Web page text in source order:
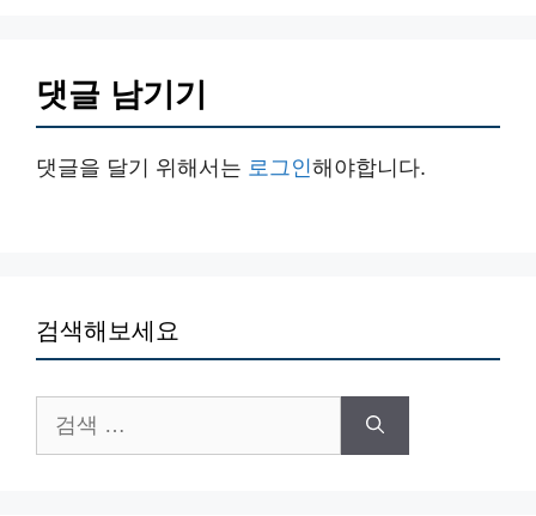
댓글 남기기
댓글을 달기 위해서는 로그인해야합니다.
검색해보세요
색: